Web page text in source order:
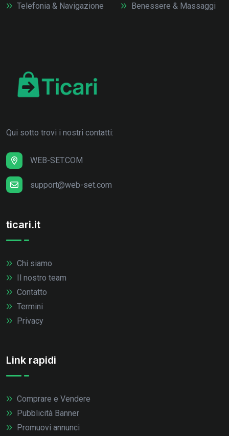
Telefonia & Navigazione
Benessere & Massaggi
Qui sotto trovi i nostri contatti:
WEB-SET.COM
support@web-set.com
ticari.it
Chi siamo
Il nostro team
Contatto
Termini
Privacy
Link rapidi
Comprare e Vendere
Pubblicità Banner
Promuovi annunci